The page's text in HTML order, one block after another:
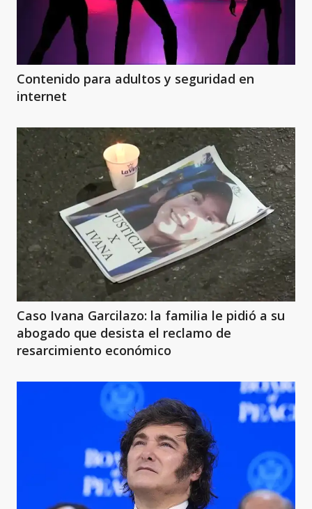
Contenido para adultos y seguridad en
internet
Caso Ivana Garcilazo: la familia le pidió a su
abogado que desista el reclamo de
resarcimiento económico